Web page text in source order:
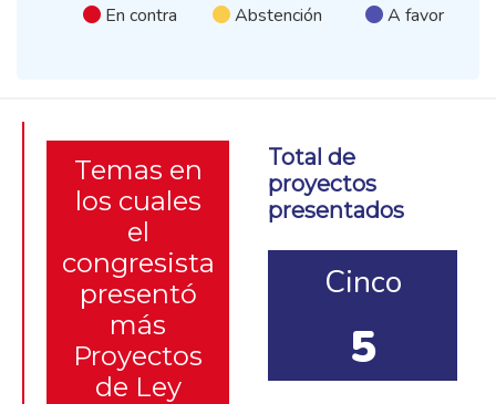
En contra Abstención A favor
Temas en
los cuales
el
congresista
presentó
más
Proyectos
de Ley
Total de
proyectos
presentados
Cinco
5